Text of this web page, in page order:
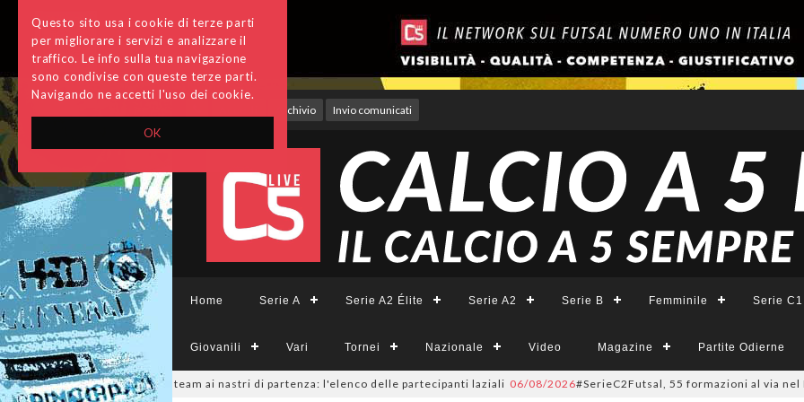
OK
Questo sito usa i cookie di terze parti
per migliorare i servizi e analizzare il
traffico. Le info sulla tua navigazione
sono condivise con queste terze parti.
Navigando ne accetti l'uso dei cookie.
Archivio Invio comunicati
Home Serie A Serie A2 Élite Serie A2 Serie B Femminile Serie C1
Giovanili Vari Tornei Nazionale Video Magazine Partite Odierne
sono 14 i team ai nastri di partenza: l'elenco delle partecipanti laziali 06/08/2026#SerieC2Futsal, 55 formazioni al via nel